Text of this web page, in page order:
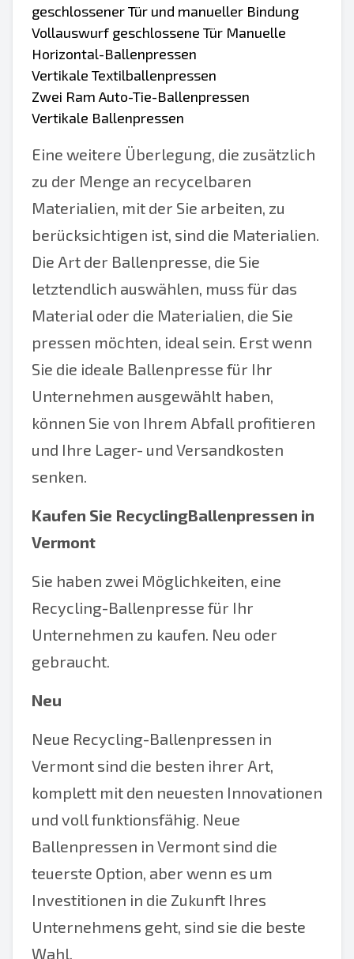
geschlossener Tür und manueller Bindung
Vollauswurf geschlossene Tür Manuelle
Horizontal-Ballenpressen
Vertikale Textilballenpressen
Zwei Ram Auto-Tie-Ballenpressen
Vertikale Ballenpressen
Eine weitere Überlegung, die zusätzlich
zu der Menge an recycelbaren
Materialien, mit der Sie arbeiten, zu
berücksichtigen ist, sind die Materialien.
Die Art der Ballenpresse, die Sie
letztendlich auswählen, muss für das
Material oder die Materialien, die Sie
pressen möchten, ideal sein. Erst wenn
Sie die ideale Ballenpresse für Ihr
Unternehmen ausgewählt haben,
können Sie von Ihrem Abfall profitieren
und Ihre Lager- und Versandkosten
senken.
Kaufen Sie RecyclingBallenpressen in
Vermont
Sie haben zwei Möglichkeiten, eine
Recycling-Ballenpresse für Ihr
Unternehmen zu kaufen. Neu oder
gebraucht.
Neu
Neue Recycling-Ballenpressen in
Vermont sind die besten ihrer Art,
komplett mit den neuesten Innovationen
und voll funktionsfähig. Neue
Ballenpressen in Vermont sind die
teuerste Option, aber wenn es um
Investitionen in die Zukunft Ihres
Unternehmens geht, sind sie die beste
Wahl.